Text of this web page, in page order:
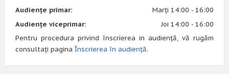
Audiențe primar:
Marți 14:00 - 16:00
Audiențe viceprimar:
Joi 14:00 - 16:00
Pentru procedura privind înscrierea in audiență, vă rugăm
consultați pagina Înscrierea în audiență.